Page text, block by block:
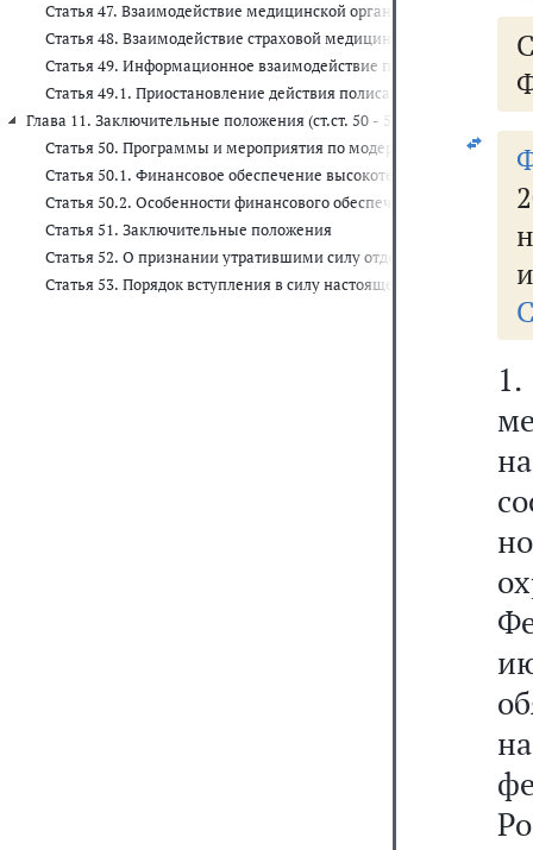
Статья 47. Взаимодействие медицинской организации с
Статья 48. Взаимодействие страховой медицинской
Статья 49. Информационное взаимодействие при ведении
Статья 49.1. Приостановление действия полиса обязательного
Глава 11. Заключительные положения (ст.ст. 50 - 53)
Статья 50. Программы и мероприятия по модернизации
Статья 50.1. Финансовое обеспечение высокотехнологичной
Статья 50.2. Особенности финансового обеспечения
Статья 51. Заключительные положения
Статья 52. О признании утратившими силу отдельных
Статья 53. Порядок вступления в силу настоящего Федерального